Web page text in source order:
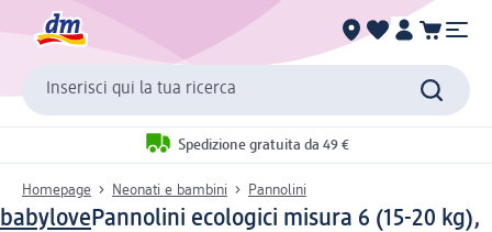
Inserisci qui la tua ricerca
Spedizione gratuita da 49 €
Homepage Neonati e bambini Pannolini
babylovePannolini ecologici misura 6 (15-20 kg),